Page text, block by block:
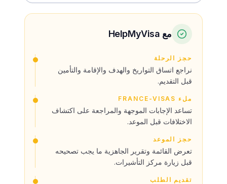
مع HelpMyVisa
حجز الرحلة
نراجع اتساق التواريخ والهدف والإقامة والتأمين
قبل التقديم.
ملء FRANCE-VISAS
تساعد الإجابات الموجهة والمراجعة على اكتشاف
الاختلافات قبل الموعد.
حجز الموعد
تعرض القائمة وتقرير الجاهزية ما يجب تصحيحه
قبل زيارة مركز التأشيرات.
تقديم الطلب